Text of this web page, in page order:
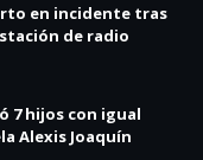
en incidente tras
de radio
7 hijos con igual
Alexis Joaquín